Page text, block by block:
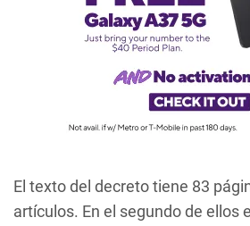
El texto del decreto tiene 83
artículos. En el segundo de ellos